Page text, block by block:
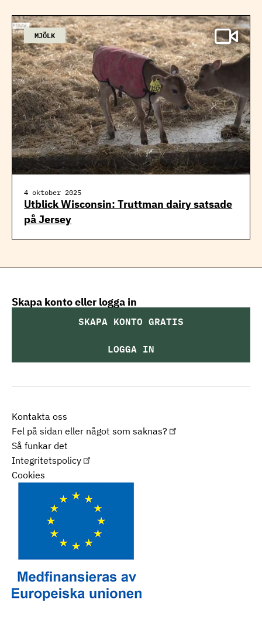
MJÖLK
4 oktober 2025
Utblick Wisconsin: Truttman dairy satsade
på Jersey
Kontakta oss
Fel på sidan eller något som saknas?
Så funkar det
Integritetspolicy
Cookies
Skapa konto eller logga in
SKAPA KONTO GRATIS
LOGGA IN